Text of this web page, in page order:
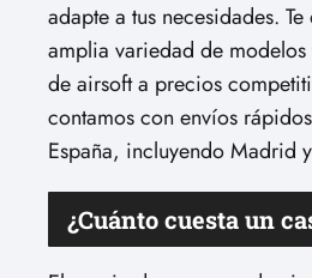
adapte a tus necesidades.
amplia variedad de
de airsoft a precios
contamos con envíos
España, incluyendo Madrid
¿Cuánto cuesta un